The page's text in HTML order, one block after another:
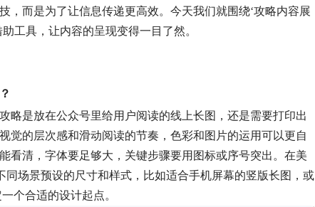
，而是为了让信息传递更高效。今天我们就围绕‘攻略内容展
工具，让内容的呈现变得一目了然。
略是放在公众号里给用户阅读的线上长图，还是需要打印出
觉的层次感和滑动阅读的节奏，色彩和图片的运用可以更自
看清，字体要足够大，关键步骤要用图标或序号突出。在美
同场景预设的尺寸和样式，比如适合手机屏幕的竖版长图，或
个合适的设计起点。